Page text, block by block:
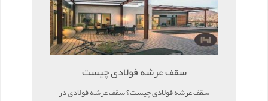
سقف عرشه فولادی چیست
سقف عرشه فولادی چیست؟ سقف عرشه فولادی در